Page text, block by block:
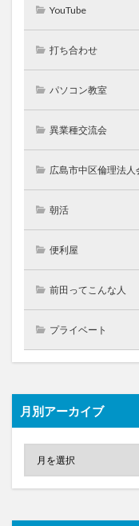
YouTube
打ち合わせ
パソコン教室
異業種交流会
広島市中区倫理法人
朝活
便利屋
前田ってこんな人
プライベート
月別アーカイブ